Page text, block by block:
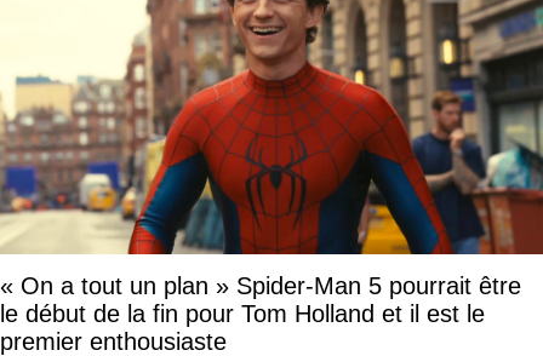
« On a tout un plan » Spider-Man 5 pourrait être
le début de la fin pour Tom Holland et il est le
premier enthousiaste